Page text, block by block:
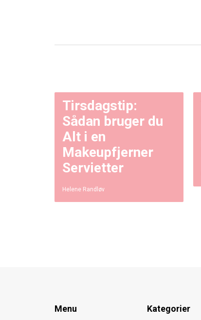
Tirsdagstip:
Sådan bruger du
Alt i en
Makeupfjerner
Servietter
Helene Randløv
Menu Kategorier